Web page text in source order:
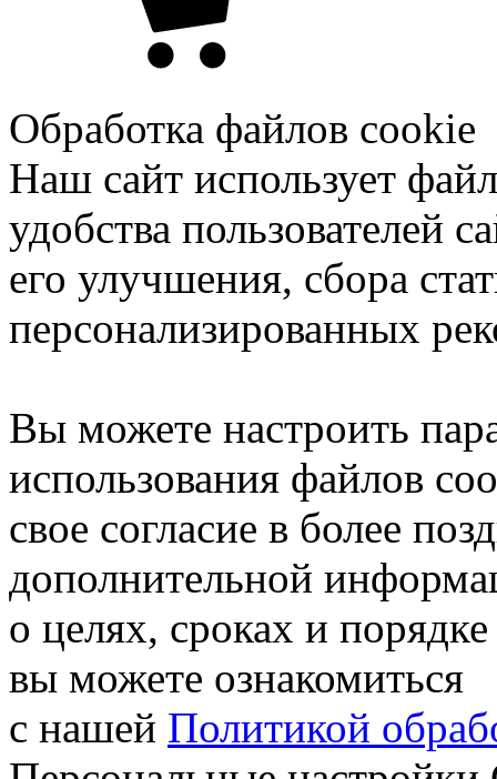
Обработка файлов cookie
Наш сайт использует
удобства пользователей
его улучшения, сбора
персонализированных
Вы можете настроить
использования файлов
свое согласие в более
дополнительной
о целях, сроках и
вы можете ознакомиться
с нашей Политикой